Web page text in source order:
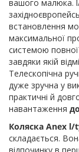
вашого малюка.
встановлення
максимальної
системою повної
завдяки якій
Телескопічна
дуже зручна у
практичні й
навантаження
Коляска Anex l/
складається.